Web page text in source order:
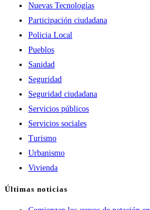
Nuevas Tecnologías
Participación ciudadana
Policia Local
Pueblos
Sanidad
Seguridad
Seguridad ciudadana
Servicios públicos
Servicios sociales
Turismo
Urbanismo
Vivienda
Últimas noticias